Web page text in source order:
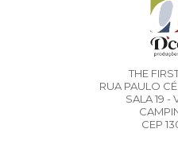
THE
RUA PAULO
SALA 19 -
CEP